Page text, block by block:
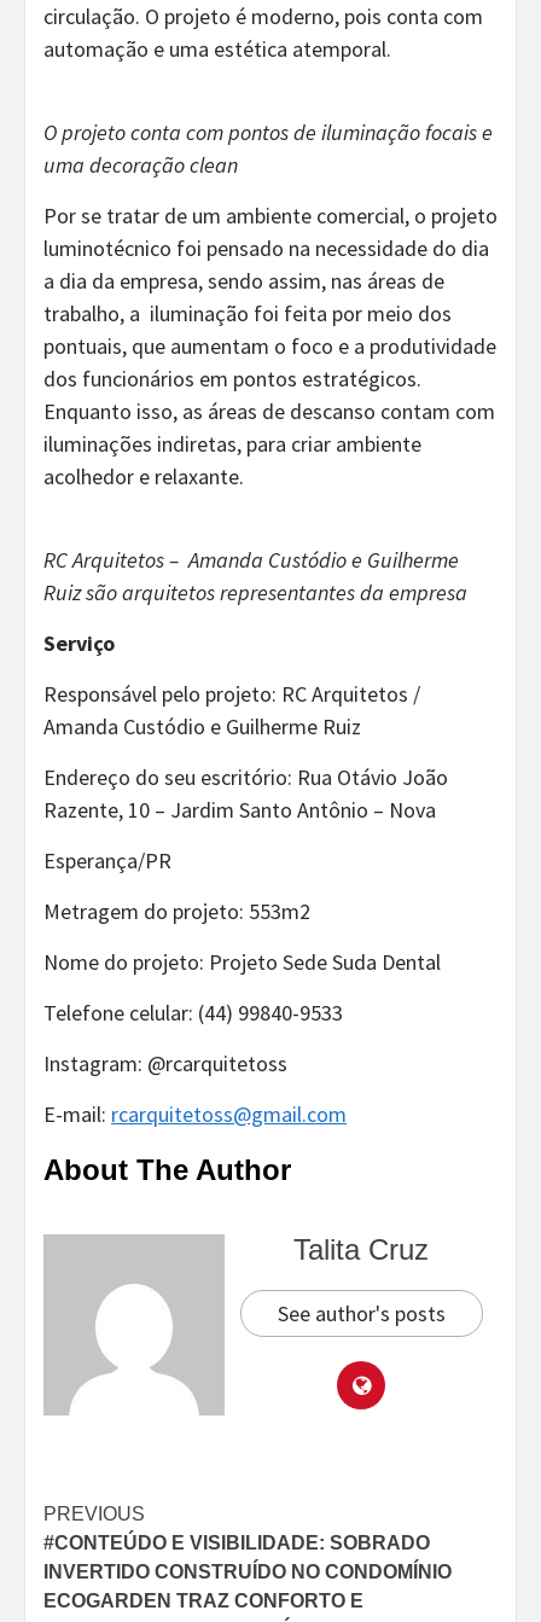
circulação. O projeto é moderno, pois conta com
automação e uma estética atemporal.
O projeto conta com pontos de iluminação focais e
uma decoração clean
Por se tratar de um ambiente comercial, o projeto
luminotécnico foi pensado na necessidade do dia
a dia da empresa, sendo assim, nas áreas de
trabalho, a iluminação foi feita por meio dos
pontuais, que aumentam o foco e a produtividade
dos funcionários em pontos estratégicos.
Enquanto isso, as áreas de descanso contam com
iluminações indiretas, para criar ambiente
acolhedor e relaxante.
RC Arquitetos – Amanda Custódio e Guilherme
Ruiz são arquitetos representantes da empresa
Serviço
Responsável pelo projeto: RC Arquitetos /
Amanda Custódio e Guilherme Ruiz
Endereço do seu escritório: Rua Otávio João
Razente, 10 – Jardim Santo Antônio – Nova
Esperança/PR
Metragem do projeto: 553m2
Nome do projeto: Projeto Sede Suda Dental
Telefone celular: (44) 99840-9533
Instagram: @rcarquitetoss
E-mail: rcarquitetoss@gmail.com
About The Author
Talita Cruz
See author's posts
Continue
Reading
PREVIOUS
#CONTEÚDO E VISIBILIDADE: SOBRADO
INVERTIDO CONSTRUÍDO NO CONDOMÍNIO
ECOGARDEN TRAZ CONFORTO E